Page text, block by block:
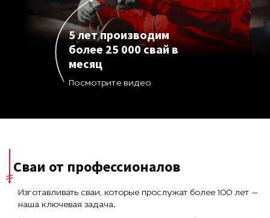
5 лет производим
более 25 000 свай в
месяц
Посмотрите видео
Сваи от профессионалов
Изготавливать сваи, которые прослужат более 100 лет —
наша ключевая задача.